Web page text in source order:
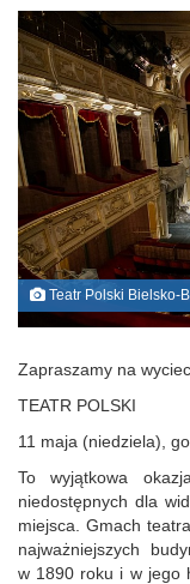
Teatr Polski Bielsko-
Zapraszamy na
TEATR POLSKI
11 maja (niedziela),
To wyjątkowa
niedostępnych dla
miejsca. Gmach
najważniejszych
w 1890 roku i w jego